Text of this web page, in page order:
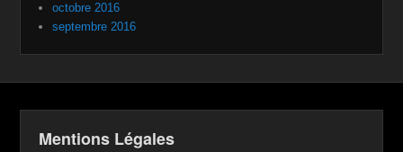
octobre 2016
septembre 2016
Mentions Légales